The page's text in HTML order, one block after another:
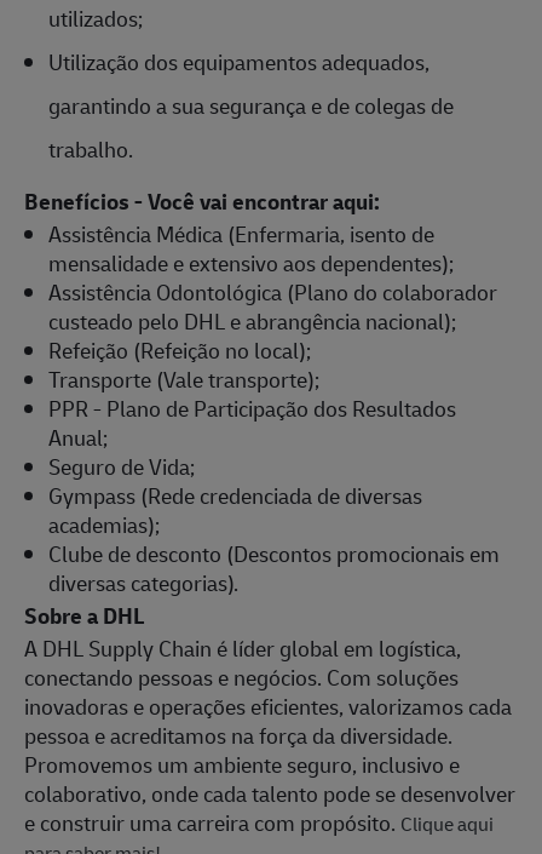
utilizados;
Utilização dos equipamentos adequados,
garantindo a sua segurança e de colegas de
trabalho.
Benefícios - Você vai encontrar aqui:
Assistência Médica (Enfermaria, isento de
mensalidade e extensivo aos dependentes);
Assistência Odontológica (Plano do colaborador
custeado pelo DHL e abrangência nacional);
Refeição (Refeição no local);
Transporte (Vale transporte);
PPR - Plano de Participação dos Resultados
Anual;
Seguro de Vida;
Gympass (Rede credenciada de diversas
academias);
Clube de desconto (Descontos promocionais em
diversas categorias).
Sobre a DHL
A DHL Supply Chain é líder global em logística,
conectando pessoas e negócios. Com soluções
inovadoras e operações eficientes, valorizamos cada
pessoa e acreditamos na força da diversidade.
Promovemos um ambiente seguro, inclusivo e
colaborativo, onde cada talento pode se desenvolver
e construir uma carreira com propósito. Clique aqui